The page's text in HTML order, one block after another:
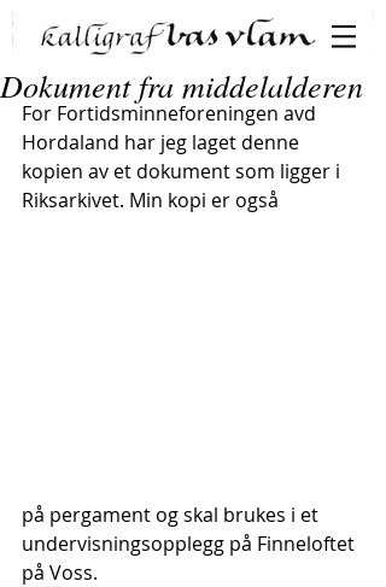
Dokument fra middelalderen
For Fortidsminneforeningen avd
Hordaland har jeg laget denne
kopien av et dokument som ligger i
Riksarkivet. Min kopi er også
på pergament og skal brukes i et
undervisningsopplegg på Finneloftet
på Voss.